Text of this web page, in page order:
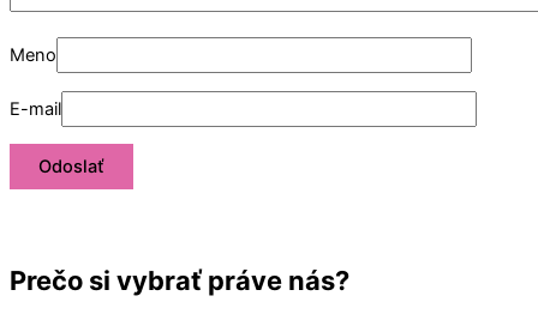
Meno
E-mail
Prečo si vybrať práve nás?